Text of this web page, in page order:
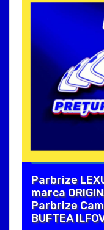
Parbrize
marca
Parbrize
BUFTEA